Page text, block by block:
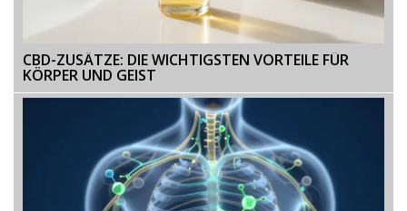
CBD-ZUSÄTZE: DIE WICHTIGSTEN VORTEILE FÜR
KÖRPER UND GEIST